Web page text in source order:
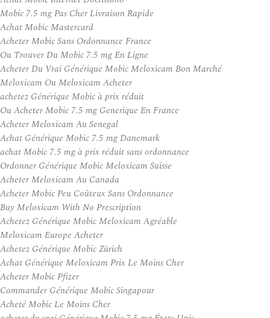
Mobic 7.5 mg Pas Cher Livraison Rapide
Achat Mobic Mastercard
Acheter Mobic Sans Ordonnance France
Ou Trouver Du Mobic 7.5 mg En Ligne
Acheter Du Vrai Générique Mobic Meloxicam Bon Marché
Meloxicam Ou Meloxicam Acheter
achetez Générique Mobic à prix réduit
Ou Acheter Mobic 7.5 mg Generique En France
Acheter Meloxicam Au Senegal
Achat Générique Mobic 7.5 mg Danemark
achat Mobic 7.5 mg à prix réduit sans ordonnance
Ordonner Générique Mobic Meloxicam Suisse
Acheter Meloxicam Au Canada
Acheter Mobic Peu Coûteux Sans Ordonnance
Buy Meloxicam With No Prescription
Achetez Générique Mobic Meloxicam Agréable
Meloxicam Europe Acheter
Achetez Générique Mobic Zürich
Achat Générique Meloxicam Prix Le Moins Cher
Acheter Mobic Pfizer
Commander Générique Mobic Singapour
Acheté Mobic Le Moins Cher